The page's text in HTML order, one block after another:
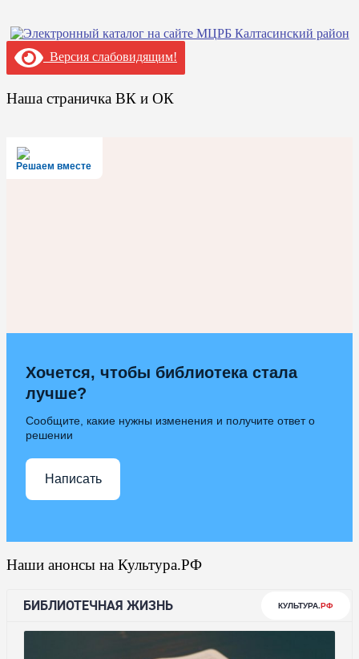
Версия слабовидящим!
Наша страничка ВК и ОК
Решаем вместе
Хочется, чтобы библиотека стала
лучше?
Сообщите, какие нужны изменения и получите ответ о
решении
Написать
Наши анонсы на Культура.РФ